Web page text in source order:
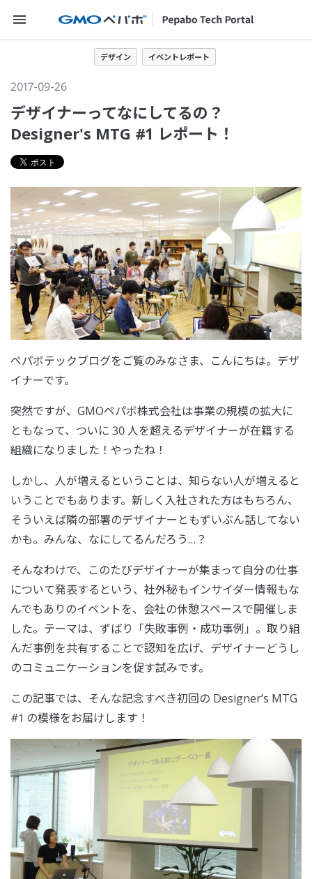
メニューを開く
デザイン イベントレポート
2017-09-26
デザイナーってなにしてるの？
Designer's MTG #1 レポート！
ペパボテックブログをご覧のみなさま、こんにちは。デザ
イナーです。
突然ですが、GMOペパボ株式会社は事業の規模の拡大に
ともなって、ついに 30 人を超えるデザイナーが在籍する
組織になりました！やったね！
しかし、人が増えるということは、知らない人が増えると
いうことでもあります。新しく入社された方はもちろん、
そういえば隣の部署のデザイナーともずいぶん話してない
かも。みんな、なにしてるんだろう…？
そんなわけで、このたびデザイナーが集まって自分の仕事
について発表するという、社外秘もインサイダー情報もな
んでもありのイベントを、会社の休憩スペースで開催しま
した。テーマは、ずばり「失敗事例・成功事例」。取り組
んだ事例を共有することで認知を広げ、デザイナーどうし
のコミュニケーションを促す試みです。
この記事では、そんな記念すべき初回の Designer’s MTG
#1 の模様をお届けします！